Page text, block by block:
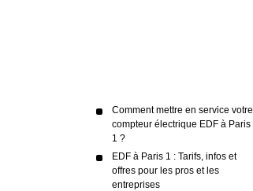
Comment mettre en service votre
compteur électrique EDF à Paris
1 ?
EDF à Paris 1 : Tarifs, infos et
offres pour les pros et les
entreprises